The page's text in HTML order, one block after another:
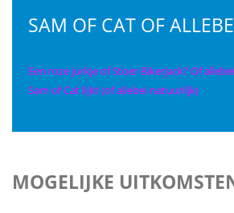
SAM OF CAT OF
Een roze jurkje of Stoer Bikerjack? Of
Sam of Cat lijkt (of allebei natuurlijk)
MOGELIJKE